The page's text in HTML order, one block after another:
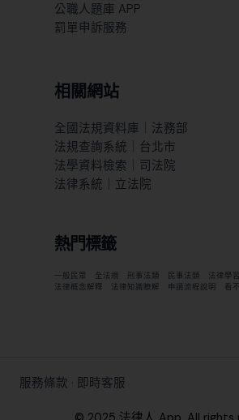
公職人題庫 APP
罰單申訴服務
相關網站
全國法規資料庫｜法務部
法規查詢系統｜台北市
法學資料檢索｜司法院
法律系統｜立法院
熱門標籤
一般民眾 全法規 刑事法類 民事法類
法律學
法律概念解釋
法律知識瞭解 申請流程說明 看不
服務條款 · 即時客服